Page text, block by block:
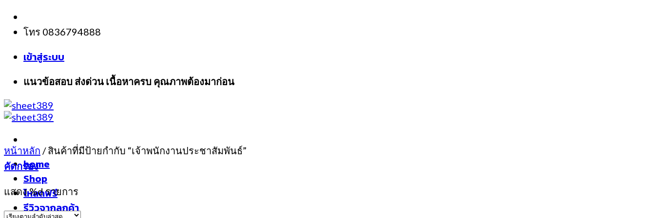
Skip
content
โทร 0836794888
เข้าสู่ระบบ
แนวข้อสอบ ส่งด่วน เนื้อหาครบ คุณภาพต้องมาก่อน
home
Shop
โหลดฟรี
รีวิวจากลูกค้า
หน้าหลัก /สินค้าที่มีป้ายกำกับ “เจ้าพนักงานประชาสัมพันธ์”
คัดกรอง
แสดง %d รายการ